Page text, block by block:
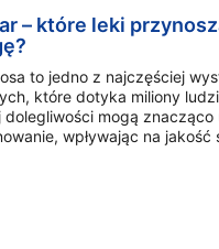
– które leki
to jedno z najczęściej
które dotyka miliony ludzi
dolegliwości mogą znacząco
wpływając na jakość